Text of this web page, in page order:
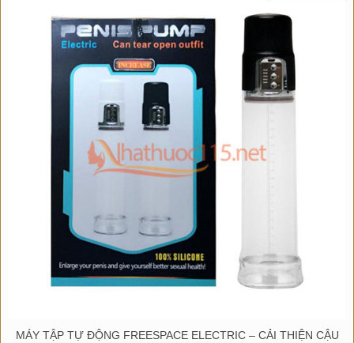
MÁY TẬP TỰ ĐỘNG FREESPACE ELECTRIC – CẢI THIỆN CẬU